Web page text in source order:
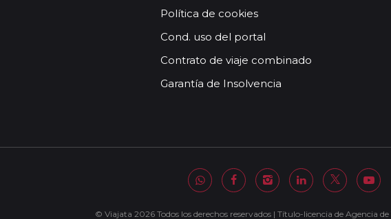
Política de cookies
Cond. uso del portal
Contrato de viaje combinado
Garantía de Insolvencia
© Viajata 2026 Todos los derechos reservados | Título-licencia de Agencia de